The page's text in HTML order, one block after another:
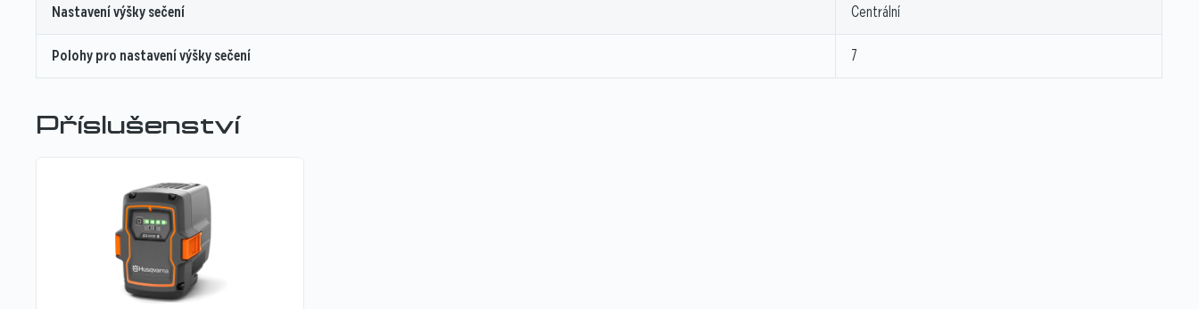
Nastavení výšky sečení Centrální
Polohy pro nastavení výšky sečení 7
Příslušenství